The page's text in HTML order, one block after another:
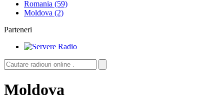
Romania (59)
Moldova (2)
Parteneri
Moldova